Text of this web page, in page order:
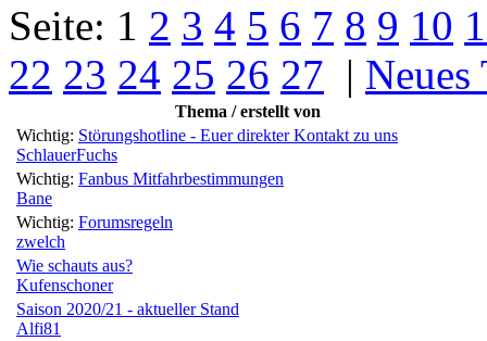
Seite: 1 2 3 4 5 6 7 8 9 10
22 23 24 25 26 27 | Neues
Thema / erstellt von
Wichtig: Störungshotline - Euer direkter Kontakt zu uns
SchlauerFuchs
Wichtig: Fanbus Mitfahrbestimmungen
Bane
Wichtig: Forumsregeln
zwelch
Wie schauts aus?
Kufenschoner
Saison 2020/21 - aktueller Stand
Alfi81